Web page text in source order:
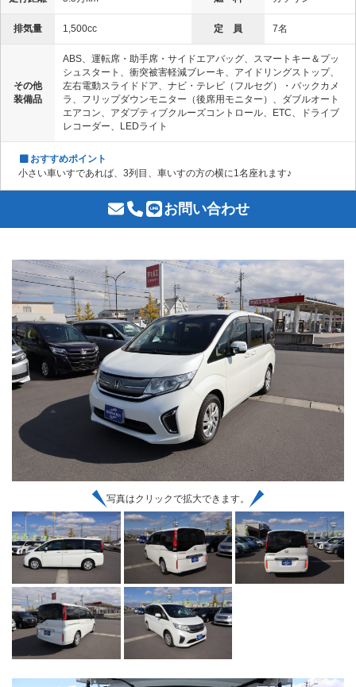
排気量 1,500cc 定 員 7名
その他
装備品
ABS、運転席・助手席・サイドエアバッグ、スマートキー＆プッ
シュスタート、衝突被害軽減ブレーキ、アイドリングストップ、
左右電動スライドドア、ナビ・テレビ（フルセグ）・バックカメ
ラ、フリップダウンモニター（後席用モニター）、ダブルオート
エアコン、アダプティブクルーズコントロール、ETC、ドライブ
レコーダー、LEDライト
おすすめポイント
小さい車いすであれば、3列目、車いすの方の横に1名座れます♪
お問い合わせ
写真はクリックで拡大できます。